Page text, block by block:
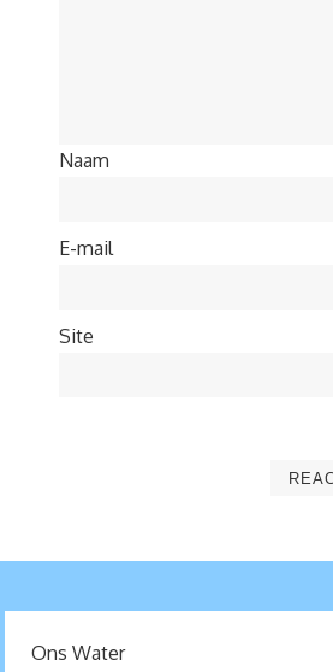
Naam
E-mail
Site
Ons Water